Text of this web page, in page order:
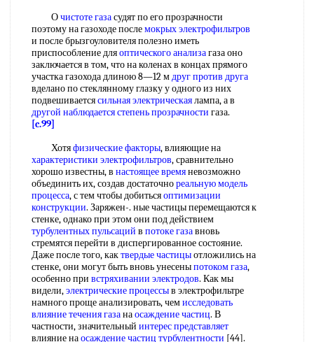
Очистоте газасудят по его прозрачности
поэтому на газоходе послемокрых электрофильтров
и после брызгоуловителя полезно иметь
приспособление дляоптического анализагаза оно
заключается в том, что на коленах в концах прямого
участка газохода длиною 8—12 мдруг против друга
вделано по стеклянному глазку у одного из них
подвешиваетсясильная электрическаялампа, а в
другой наблюдаетсястепень прозрачности газа.
[c.99]
Хотяфизические факторы, влияющие на
характеристики электрофильтров, сравнительно
хорошо известны, в настоящее времяневозможно
объединить их, создав достаточнореальную модель
процесса, с тем чтобы добитьсяоптимизации
конструкции. Заряжен-. ные частицы перемещаются к
стенке, однако при этом они под действием
турбулентных пульсаций в потоке газавновь
стремятся перейти в диспергированное состояние.
Даже после того, кактвердые частицыотложились на
стенке, они могут быть вновь унесеныпотоком газа,
особенно при встряхивании электродов. Как мы
видели,электрические процессыв электрофильтре
намного проще анализировать, чемисследовать
влияниетечения газанаосаждение частиц. В
частности, значительный интерес представляет
влияние наосаждение частиц турбулентности [44].